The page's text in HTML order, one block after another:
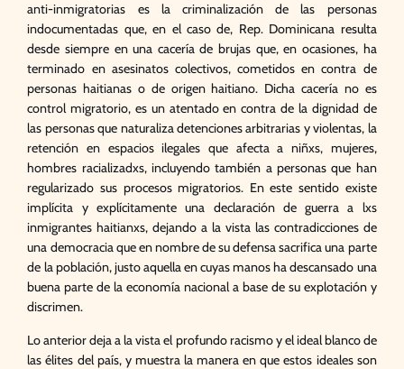
anti-inmigratorias es la criminalización de las personas
indocumentadas que, en el caso de, Rep. Dominicana resulta
desde siempre en una cacería de brujas que, en ocasiones, ha
terminado en asesinatos colectivos, cometidos en contra de
personas haitianas o de origen haitiano. Dicha cacería no es
control migratorio, es un atentado en contra de la dignidad de
las personas que naturaliza detenciones arbitrarias y violentas, la
retención en espacios ilegales que afecta a niñxs, mujeres,
hombres racializadxs, incluyendo también a personas que han
regularizado sus procesos migratorios. En este sentido existe
implícita y explícitamente una declaración de guerra a lxs
inmigrantes haitianxs, dejando a la vista las contradicciones de
una democracia que en nombre de su defensa sacrifica una parte
de la población, justo aquella en cuyas manos ha descansado una
buena parte de la economía nacional a base de su explotación y
discrimen.
Lo anterior deja a la vista el profundo racismo y el ideal blanco de
las élites del país, y muestra la manera en que estos ideales son